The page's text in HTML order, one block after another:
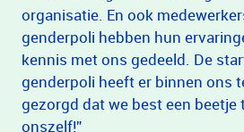
organisatie. En ook
genderpoli hebben hun
kennis met ons gedeeld. De
genderpoli heeft er binnen ons
gezorgd dat we best een beetje
onszelf!”